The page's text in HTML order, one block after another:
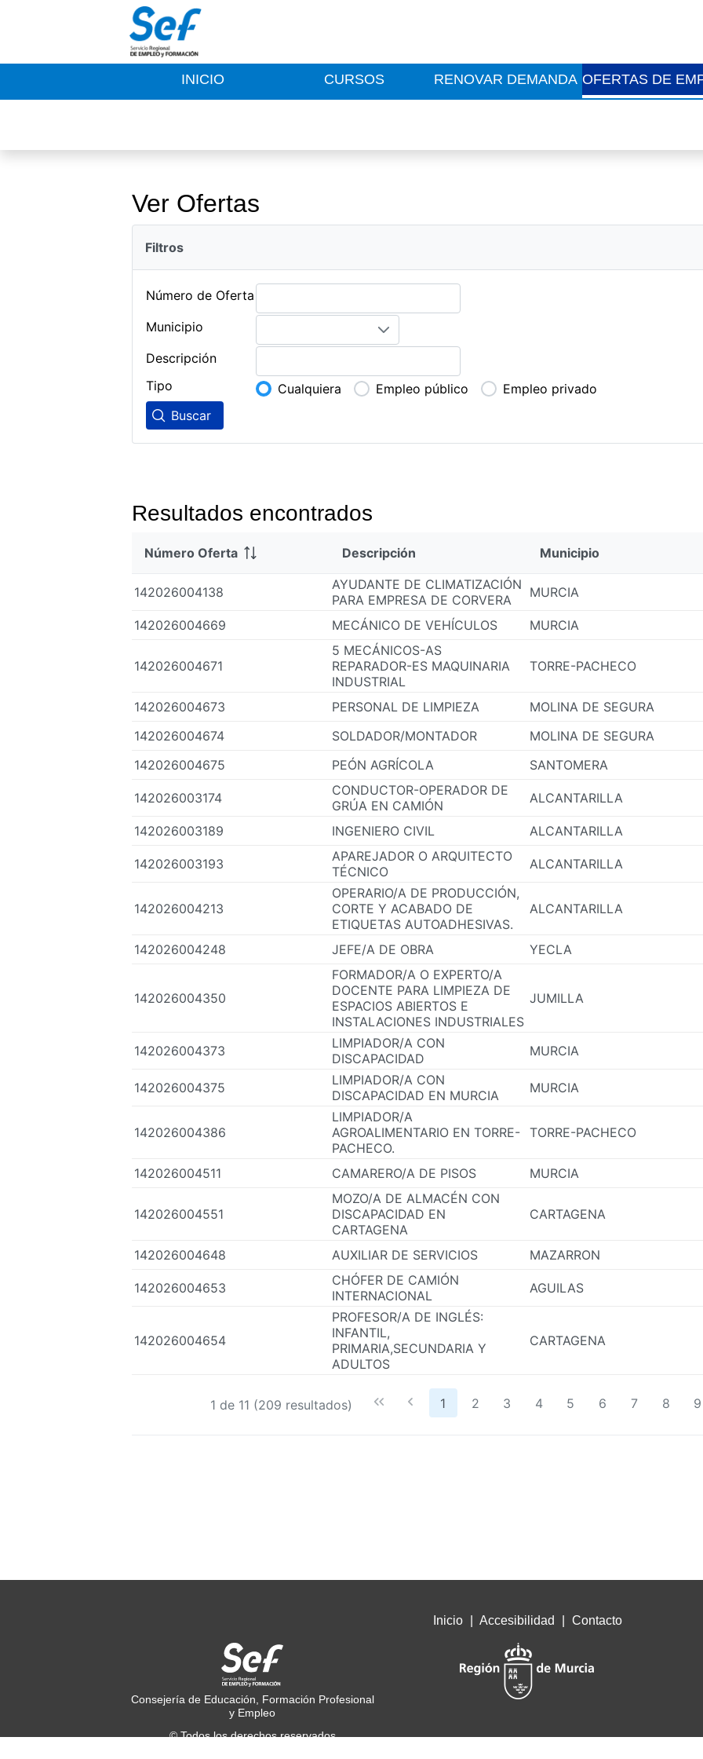
INICIO CURSOS RENOVAR DEMANDA OFERTAS DE
Ver Ofertas
Filtros
Número de Oferta
Municipio
Descripción
Tipo
Cualquiera Empleo público
Empleo privado
Buscar
Resultados encontrados
Número Oferta Descripción Municipio
142026004138
AYUDANTE DE CLIMATIZACIÓN
PARA EMPRESA DE CORVERA
MURCIA
142026004669 MECÁNICO DE VEHÍCULOS MURCIA
142026004671
5 MECÁNICOS-AS
REPARADOR-ES MAQUINARIA
INDUSTRIAL
TORRE-PACHECO
142026004673 PERSONAL DE LIMPIEZA
MOLINA DE SEGURA
142026004674
SOLDADOR/MONTADOR
MOLINA DE SEGURA
142026004675
PEÓN AGRÍCOLA SANTOMERA
142026003174
CONDUCTOR-OPERADOR DE
GRÚA EN CAMIÓN
ALCANTARILLA
142026003189 INGENIERO CIVIL ALCANTARILLA
142026003193
APAREJADOR O ARQUITECTO
TÉCNICO
ALCANTARILLA
142026004213
OPERARIO/A DE PRODUCCIÓN,
CORTE Y ACABADO DE
ETIQUETAS AUTOADHESIVAS.
ALCANTARILLA
142026004248 JEFE/A DE OBRA YECLA
142026004350
FORMADOR/A O EXPERTO/A
DOCENTE PARA LIMPIEZA DE
ESPACIOS ABIERTOS E
INSTALACIONES INDUSTRIALES
JUMILLA
142026004373
LIMPIADOR/A CON
DISCAPACIDAD
MURCIA
142026004375
LIMPIADOR/A CON
DISCAPACIDAD EN MURCIA
MURCIA
142026004386
LIMPIADOR/A
AGROALIMENTARIO EN TORRE-
PACHECO.
TORRE-PACHECO
142026004511 CAMARERO/A DE PISOS MURCIA
142026004551
MOZO/A DE ALMACÉN CON
DISCAPACIDAD EN
CARTAGENA
CARTAGENA
142026004648 AUXILIAR DE SERVICIOS MAZARRON
142026004653
CHÓFER DE CAMIÓN
INTERNACIONAL
AGUILAS
142026004654
PROFESOR/A DE INGLÉS:
INFANTIL,
PRIMARIA,SECUNDARIA Y
ADULTOS
CARTAGENA
1 de 11 (209 resultados) 1 2 3 4 5 6 7 8 9
Inicio Accesibilidad Contacto
Consejería de Educación, Formación Profesional
y Empleo
© Todos los derechos reservados